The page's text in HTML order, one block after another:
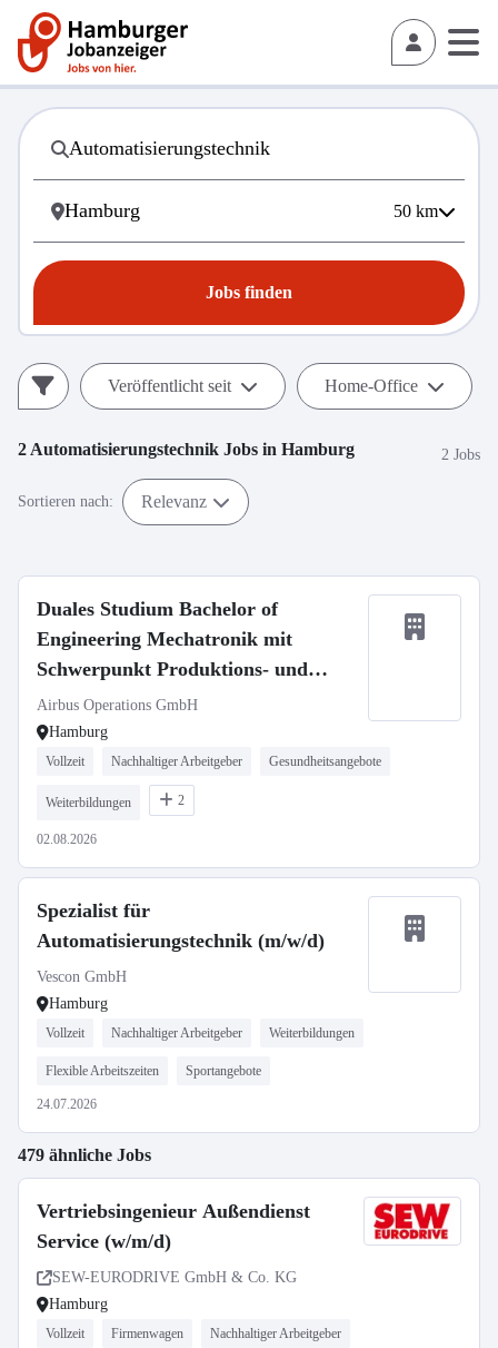
50 km
Jobs finden
Veröffentlicht seit Home-Office
2 Automatisierungstechnik Jobs in Hamburg 2 Jobs
Sortieren nach: Relevanz
Duales Studium Bachelor of
Engineering Mechatronik mit
Schwerpunkt Produktions- und
Automatisierungstechnik (d/m/w)
Airbus Operations GmbH
Hamburg
Vollzeit Nachhaltiger Arbeitgeber Gesundheitsangebote
Weiterbildungen 2
02.08.2026
Spezialist für
Automatisierungstechnik (m/w/d)
Vescon GmbH
Hamburg
Vollzeit Nachhaltiger Arbeitgeber Weiterbildungen
Flexible Arbeitszeiten Sportangebote
24.07.2026
479 ähnliche Jobs
Vertriebsingenieur Außendienst
Service (w/m/d)
SEW-EURODRIVE GmbH & Co. KG
Hamburg
Vollzeit Firmenwagen Nachhaltiger Arbeitgeber